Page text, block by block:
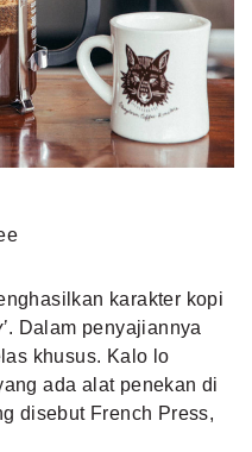
karakter kopi
. Dalam penyajiannya
khusus. Kalo lo
ada alat penekan di
disebut French Press,